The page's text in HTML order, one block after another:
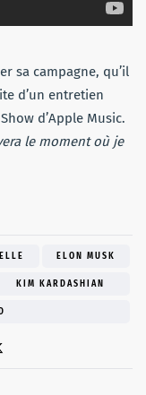
sa campagne, qu’il
d’un entretien
d’Apple Music.
le moment où je
ELON MUSK
KIM KARDASHIAN